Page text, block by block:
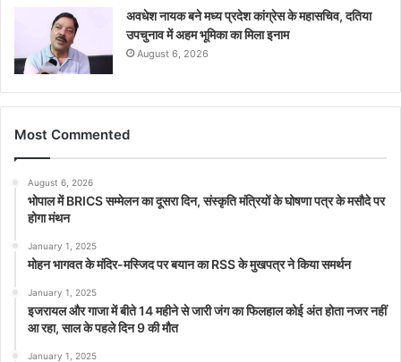
अवधेश नायक बने मध्य प्रदेश कांग्रेस के महासचिव, दतिया
उपचुनाव में अहम भूमिका का मिला इनाम
August 6, 2026
Most Commented
August 6, 2026
भोपाल में BRICS सम्मेलन का दूसरा दिन, संस्कृति मंत्रियों के घोषणा पत्र के मसौदे पर
होगा मंथन
January 1, 2025
मोहन भागवत के मंदिर-मस्जिद पर बयान का RSS के मुखपत्र ने किया समर्थन
January 1, 2025
इजरायल और गाजा में बीते 14 महीने से जारी जंग का फिलहाल कोई अंत होता नजर नहीं
आ रहा, साल के पहले दिन 9 की मौत
January 1, 2025